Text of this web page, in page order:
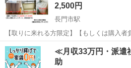
三…
2,500円
長門市駅
【取りに来れる方限定】【もしくは購入者
円のお得！！！（定額7,7360円ー手放す額
円）】 【無印良品】 【背景】遠距離引越しのため、手放します。大変
お安くし...
山口 長門市 長門市駅 収納家具
≪月収33万円・派遣
助